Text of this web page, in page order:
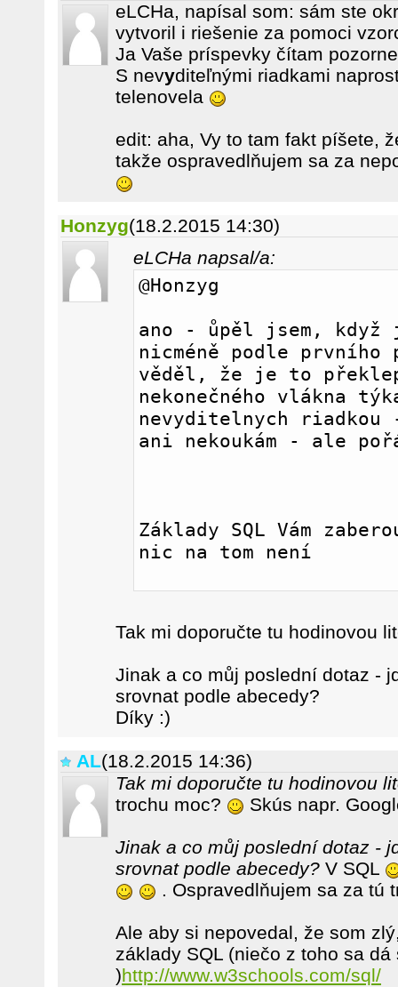
eLCHa, napísal som: sám ste
vytvoril i riešenie za pomoci
Ja Vaše príspevky čítam
S nevyditeľnými riadkami
telenovela
edit: aha, Vy to tam fakt píšete,
takže ospravedlňujem sa za
Honzyg(18.2.2015 14:30)
eLCHa napsal/a:
@Honzyg
ano - ůpěl jsem,
nicméně podle prvního
věděl, že je to
nekonečného vlákna
nevyditelnych
ani nekoukám - ale
Základy SQL Vám
nic na tom není
Tak mi doporučte tu hodinovou
Jinak a co můj poslední dotaz -
srovnat podle abecedy?
Díky :)
AL(18.2.2015 14:36)
Tak mi doporučte tu hodinovou
trochu moc?
Skús napr.
Jinak a co můj poslední dotaz -
srovnat podle abecedy? V SQL
. Ospravedlňujem sa za tú
Ale aby si nepovedal, že som
základy SQL (niečo z toho sa
)http://www.w3schools.com/sql/